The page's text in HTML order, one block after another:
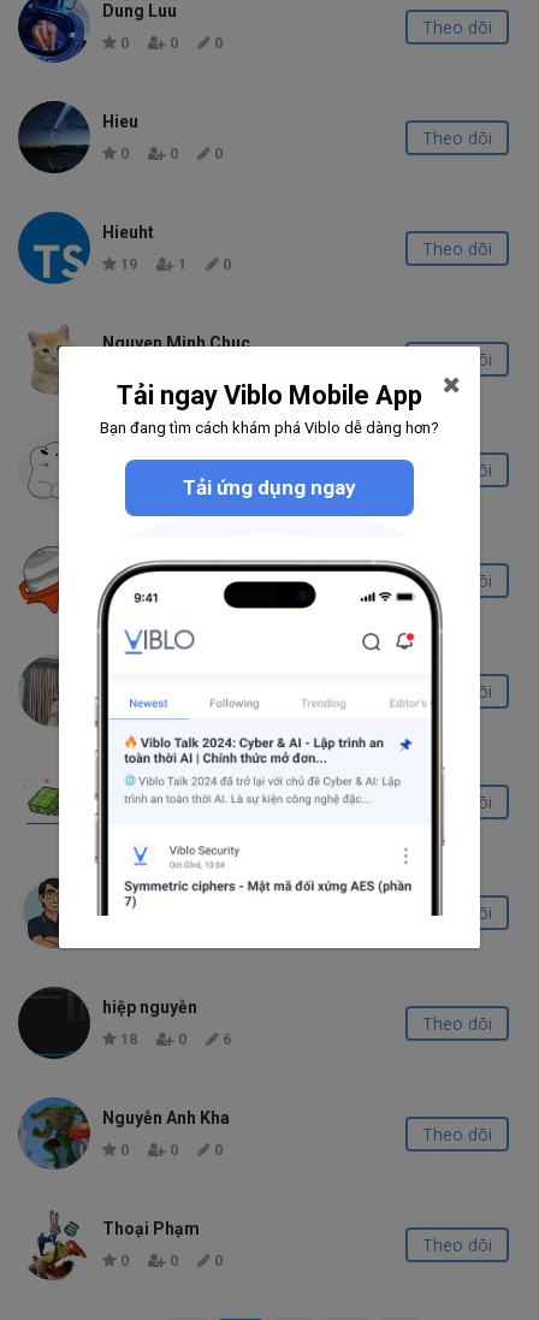
Dung Luu
0 0 0
Theo dõi
Hieu
0 0 0
Theo dõi
Hieuht
19 1 0
Theo dõi
Nguyen Minh Chuc
Theo dõi
0
Theo dõi
nguyễn tùng
0
Theo dõi
0 0
Theo dõi
Hoang Phu LUU
Theo dõi
Patrick Đặng
Theo dõi
hiệp nguyễn
18 0 6
Theo dõi
Nguyễn Anh Kha
0 0 0
Theo dõi
Thoại Phạm
0 0 0
Theo dõi
Tải ngay Viblo Mobile App
Bạn đang tìm cách khám phá Viblo dễ dàng hơn?
Tải ứng dụng ngay